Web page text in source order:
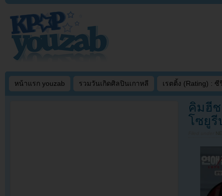
หน้าแรก youzab รวมวันเกิดศิลปินเกาหลี เรตติ้ง (Rating) : ซี
คิมฮีช
โซยูรี